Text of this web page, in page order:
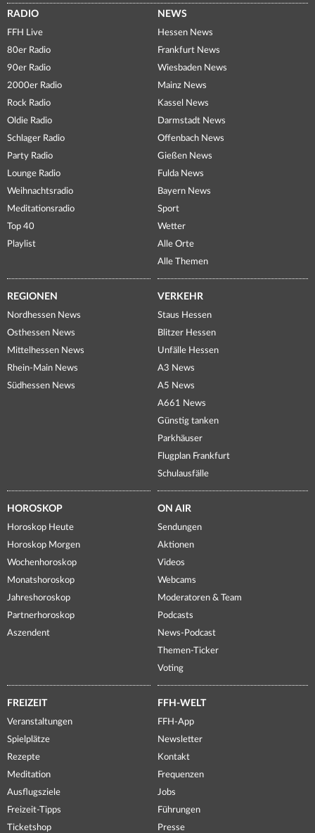
RADIO
FFH Live
80er Radio
90er Radio
2000er Radio
Rock Radio
Oldie Radio
Schlager Radio
Party Radio
Lounge Radio
Weihnachtsradio
Meditationsradio
Top 40
Playlist
NEWS
Hessen News
Frankfurt News
Wiesbaden News
Mainz News
Kassel News
Darmstadt News
Offenbach News
Gießen News
Fulda News
Bayern News
Sport
Wetter
Alle Orte
Alle Themen
REGIONEN
Nordhessen News
Osthessen News
Mittelhessen News
Rhein-Main News
Südhessen News
VERKEHR
Staus Hessen
Blitzer Hessen
Unfälle Hessen
A3 News
A5 News
A661 News
Günstig tanken
Parkhäuser
Flugplan Frankfurt
Schulausfälle
HOROSKOP
Horoskop Heute
Horoskop Morgen
Wochenhoroskop
Monatshoroskop
Jahreshoroskop
Partnerhoroskop
Aszendent
ON AIR
Sendungen
Aktionen
Videos
Webcams
Moderatoren & Team
Podcasts
News-Podcast
Themen-Ticker
Voting
FREIZEIT
Veranstaltungen
Spielplätze
Rezepte
Meditation
Ausflugsziele
Freizeit-Tipps
Ticketshop
FFH-WELT
FFH-App
Newsletter
Kontakt
Frequenzen
Jobs
Führungen
Presse